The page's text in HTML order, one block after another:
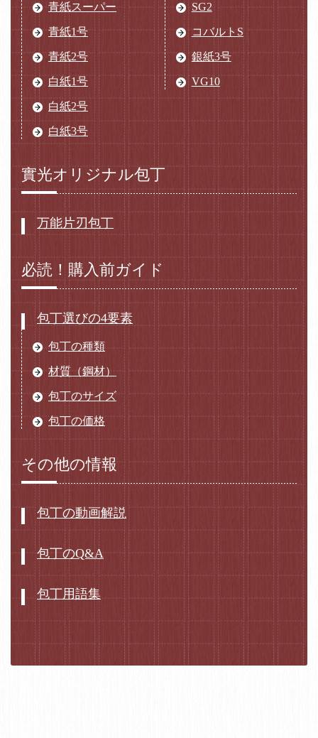
青紙スーパー
青紙1号
青紙2号
白紙1号
白紙2号
白紙3号
SG2
コバルトS
銀紙3号
VG10
實光オリジナル包丁
万能片刃包丁
必読！購入前ガイド
包丁選びの4要素
包丁の種類
材質（鋼材）
包丁のサイズ
包丁の価格
その他の情報
包丁の動画解説
包丁のQ&A
包丁用語集